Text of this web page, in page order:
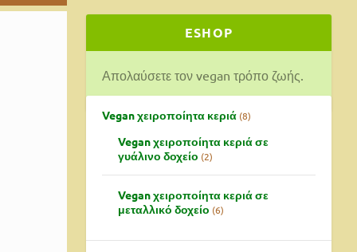
ESHOP
Απολαύσετε τον vegan τρόπο ζωής.
Vegan χειροποίητα κεριά 8
Vegan χειροποίητα κεριά σε
γυάλινο δοχείο 2
Vegan χειροποίητα κεριά σε
μεταλλικό δοχείο 6